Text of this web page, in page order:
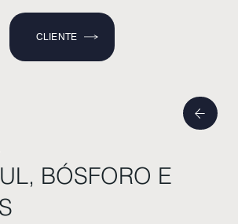
CLIENTE
BÓSFORO E